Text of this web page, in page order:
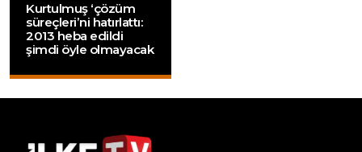
Kurtulmuş ‘çözüm
süreçleri’ni hatırlattı:
2013 heba edildi
şimdi öyle olmayacak